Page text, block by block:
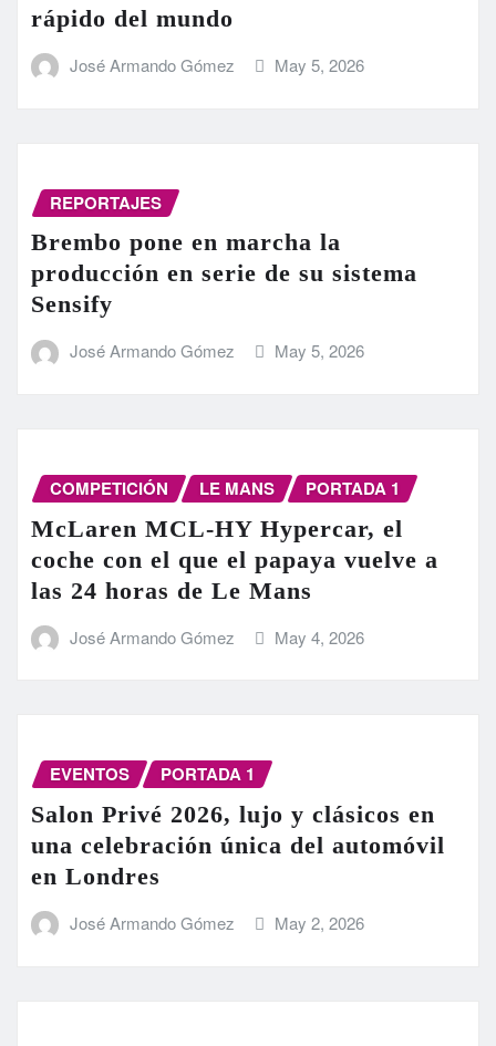
rápido del mundo
José Armando Gómez May 5, 2026
REPORTAJES
Brembo pone en marcha la
producción en serie de su sistema
Sensify
José Armando Gómez May 5, 2026
COMPETICIÓN LE MANS PORTADA 1
McLaren MCL-HY Hypercar, el
coche con el que el papaya vuelve a
las 24 horas de Le Mans
José Armando Gómez May 4, 2026
EVENTOS PORTADA 1
Salon Privé 2026, lujo y clásicos en
una celebración única del automóvil
en Londres
José Armando Gómez May 2, 2026